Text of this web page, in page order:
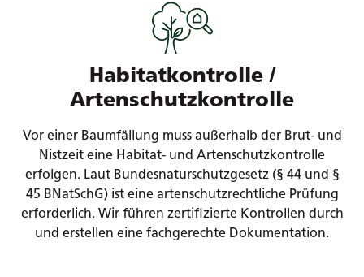
Habitatkontrolle /
Artenschutzkontrolle
Vor einer Baumfällung muss außerhalb der Brut- und
Nistzeit eine Habitat- und Artenschutzkontrolle
erfolgen. Laut Bundesnaturschutzgesetz (§ 44 und §
45 BNatSchG) ist eine artenschutzrechtliche Prüfung
erforderlich. Wir führen zertifizierte Kontrollen durch
und erstellen eine fachgerechte Dokumentation.